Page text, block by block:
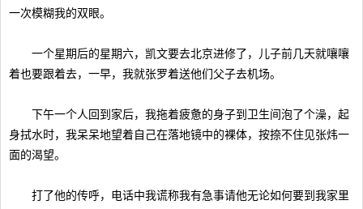
一次模糊我的双眼。
一个星期后的星期六，凯文要去北京进修了，儿子前几天就嚷嚷
着也要跟着去，一早，我就张罗着送他们父子去机场。
下午一个人回到家后，我拖着疲惫的身子到卫生间泡了个澡，起
身拭水时，我呆呆地望着自己在落地镜中的裸体，按捺不住见张炜一
面的渴望。
打了他的传呼，电话中我谎称我有急事请他无论如何要到我家里